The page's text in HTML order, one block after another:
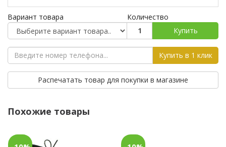
Вариант товара
Количество
Купить
Купить в 1 клик
Распечатать товар для покупки в магазине
Похожие товары